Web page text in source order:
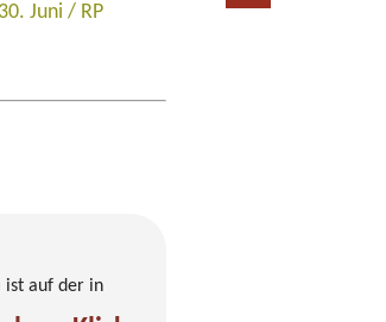
Juni / RP
ist auf der in